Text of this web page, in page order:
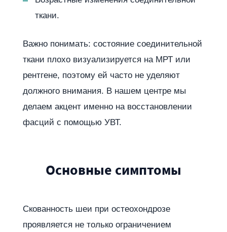
ткани.
Важно понимать: состояние соединительной
ткани плохо визуализируется на МРТ или
рентгене, поэтому ей часто не уделяют
должного внимания. В нашем центре мы
делаем акцент именно на восстановлении
фасций с помощью УВТ.
Основные симптомы
Скованность шеи при остеохондрозе
проявляется не только ограничением